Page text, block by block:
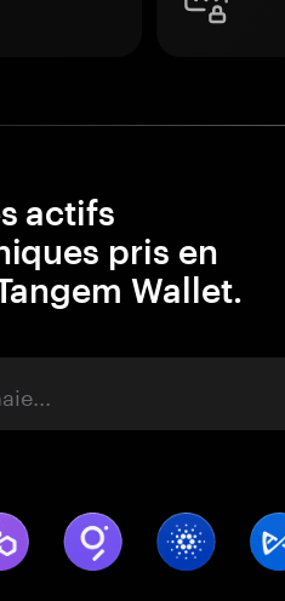
actifs
pris en
Wallet.